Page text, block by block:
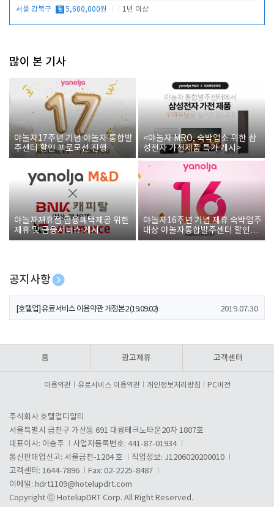
서울 강북구 월 5,600,000원 1년 이상
많이 본 기사
야놀자17주년 기념 야놀자 통합발
주센터 할인 프로모션 진행
<야놀자 MRO, 숙박업소 위한 삼
성전자 가전제품 특가 개시>
야놀자제휴점 금융혜택제공 위한
제휴 및 금융서비스 게시
야놀자16주년 기념 제휴 숙박업주
대상 야놀자통합발주센터 할인쿠
폰 증정
공지사항
[호텔업] 개인정보 처리방침 개정본1 (19.09.02)
[호텔업] 유료서비스 이용약관 개정본2 (19.09.02) 2019.07.30
홈 광고제휴 고객센터
이용약관 유료서비스 이용약관 개인정보처리방침 PC버전
주식회사 호텔업디알티
서울특별시 금천구 가산동 691 대륭테크노타운20차 1807호
대표이사: 이송주
사업자등록번호: 441-87-01934
통신판매업신고: 서울금천-1204 호
직업정보: J1206020200010
고객센터: 1644-7896
Fax: 02-2225-8487
이메일: hdrt1109@hotelupdrt.com
Copyright ⓒ HotelupDRT Corp. All Right Reserved.